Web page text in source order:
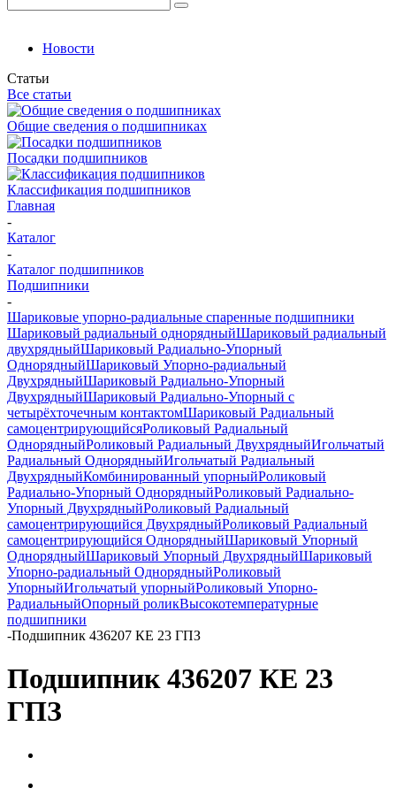
Новости
Статьи
Все статьи
Общие сведения о подшипниках
Посадки подшипников
Классификация подшипников
Главная
-
Каталог
-
Каталог подшипников
Подшипники
-
Шариковые упорно-радиальные спаренные подшипники
Шариковый радиальный однорядныйШариковый радиальный
двухрядныйШариковый Радиально-Упорный
ОднорядныйШариковый Упорно-радиальный
ДвухрядныйШариковый Радиально-Упорный
ДвухрядныйШариковый Радиально-Упорный с
четырёхточечным контактомШариковый Радиальный
самоцентрирующийсяРоликовый Радиальный
ОднорядныйРоликовый Радиальный ДвухрядныйИгольчатый
Радиальный ОднорядныйИгольчатый Радиальный
ДвухрядныйКомбинированный упорныйРоликовый
Радиально-Упорный ОднорядныйРоликовый Радиально-
Упорный ДвухрядныйРоликовый Радиальный
самоцентрирующийся ДвухрядныйРоликовый Радиальный
самоцентрирующийся ОднорядныйШариковый Упорный
ОднорядныйШариковый Упорный ДвухрядныйШариковый
Упорно-радиальный ОднорядныйРоликовый
УпорныйИгольчатый упорныйРоликовый Упорно-
РадиальныйОпорный роликВысокотемпературные
подшипники
-Подшипник 436207 КЕ 23 ГПЗ
Подшипник 436207 КЕ 23
ГПЗ